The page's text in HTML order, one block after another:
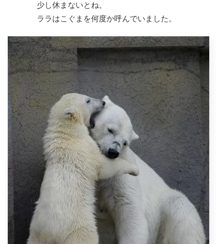
少し休まないとね。
ララはこぐまを何度か呼んでいました。